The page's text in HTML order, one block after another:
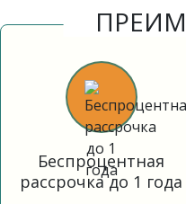
Беспроцентная
рассрочка до 1 года